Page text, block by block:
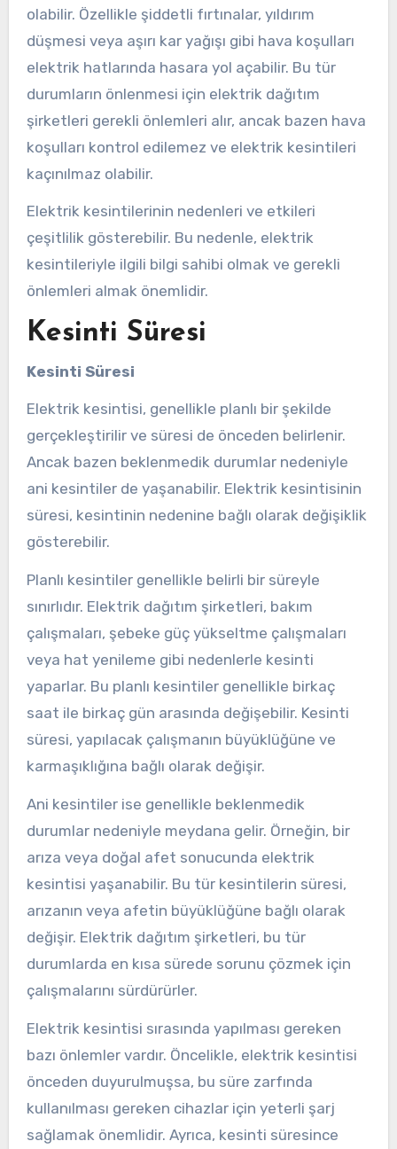
olabilir. Özellikle şiddetli fırtınalar, yıldırım
düşmesi veya aşırı kar yağışı gibi hava koşulları
elektrik hatlarında hasara yol açabilir. Bu tür
durumların önlenmesi için elektrik dağıtım
şirketleri gerekli önlemleri alır, ancak bazen hava
koşulları kontrol edilemez ve elektrik kesintileri
kaçınılmaz olabilir.
Elektrik kesintilerinin nedenleri ve etkileri
çeşitlilik gösterebilir. Bu nedenle, elektrik
kesintileriyle ilgili bilgi sahibi olmak ve gerekli
önlemleri almak önemlidir.
Kesinti Süresi
Kesinti Süresi
Elektrik kesintisi, genellikle planlı bir şekilde
gerçekleştirilir ve süresi de önceden belirlenir.
Ancak bazen beklenmedik durumlar nedeniyle
ani kesintiler de yaşanabilir. Elektrik kesintisinin
süresi, kesintinin nedenine bağlı olarak değişiklik
gösterebilir.
Planlı kesintiler genellikle belirli bir süreyle
sınırlıdır. Elektrik dağıtım şirketleri, bakım
çalışmaları, şebeke güç yükseltme çalışmaları
veya hat yenileme gibi nedenlerle kesinti
yaparlar. Bu planlı kesintiler genellikle birkaç
saat ile birkaç gün arasında değişebilir. Kesinti
süresi, yapılacak çalışmanın büyüklüğüne ve
karmaşıklığına bağlı olarak değişir.
Ani kesintiler ise genellikle beklenmedik
durumlar nedeniyle meydana gelir. Örneğin, bir
arıza veya doğal afet sonucunda elektrik
kesintisi yaşanabilir. Bu tür kesintilerin süresi,
arızanın veya afetin büyüklüğüne bağlı olarak
değişir. Elektrik dağıtım şirketleri, bu tür
durumlarda en kısa sürede sorunu çözmek için
çalışmalarını sürdürürler.
Elektrik kesintisi sırasında yapılması gereken
bazı önlemler vardır. Öncelikle, elektrik kesintisi
önceden duyurulmuşsa, bu süre zarfında
kullanılması gereken cihazlar için yeterli şarj
sağlamak önemlidir. Ayrıca, kesinti süresince